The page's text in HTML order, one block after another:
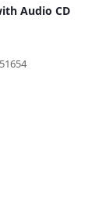
Audio CD